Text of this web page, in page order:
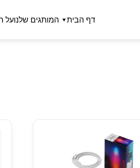
דף הבית המותגים שלנועל